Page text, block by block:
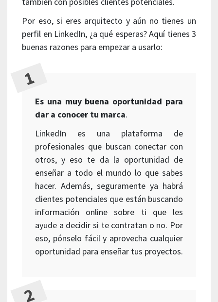
Por eso, si eres arquitecto y aún no tienes un
perfil en LinkedIn, ¿a qué esperas? Aquí tienes 3
buenas razones para empezar a usarlo:
Es una muy buena oportunidad para
dar a conocer tu marca.
LinkedIn es una plataforma de
profesionales que buscan conectar con
otros, y eso te da la oportunidad de
enseñar a todo el mundo lo que sabes
hacer. Además, seguramente ya habrá
clientes potenciales que están buscando
información online sobre ti que les
ayude a decidir si te contratan o no. Por
eso, pónselo fácil y aprovecha cualquier
oportunidad para enseñar tus proyectos.